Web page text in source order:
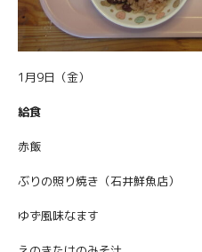
1月9日（金）
給食
赤飯
ぶりの照り焼き（石井鮮魚店）
ゆず風味なます